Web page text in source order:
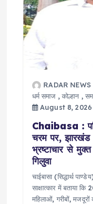
a
t
RADAR
धर्म समाज ,कोल्हान ,
August 8, 2026
Chaibasa :
चरम पर,
भ्रष्टाचार से
गिलुवा
चाईबासा (सिद्धार्थ
साक्षात्कार में बताया कि
महिलाओं, गरीबों,